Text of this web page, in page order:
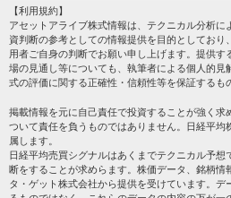
株テーマ情報
海外市況
投資カレンダー
格付け情報
個人情報保護方針
プライバシーポリシー
会社案内
サイトマップ
過去データ
【利用規約】
アセットアライブ株式情報は、テクニカル分析
資判断の参考としての情報提供を目的としており
用者ご自身の判断でお願い申し上げます。提供
場の見通し等についても、執筆者による個人的見
式の評価に関する正確性・信頼性等を保証するも
掲載情報を元に自己責任で投資することが強く求
ついて責任を負うものではありません。日経平均
属します。
日経平均売買シグナルはあくまでテクニカル予想
断をすることが求めらます。株価データ、銘柄情
タ・ゲット株式会社から提供を受けています。